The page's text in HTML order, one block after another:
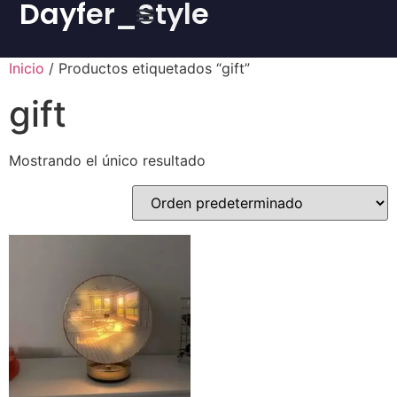
Dayfer_Style
Inicio / Productos etiquetados “gift”
gift
Mostrando el único resultado